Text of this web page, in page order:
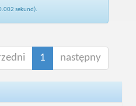
sekund).
1 następny